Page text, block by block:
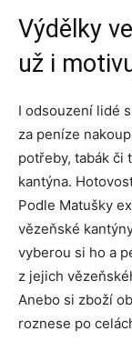
Výdělky
už i
I odsouzení lidé
za peníze
potřeby, tabák či
kantýna.
Podle Matušky
vězeňské
vyberou si ho a
z jejich
Anebo si zboží
roznese po